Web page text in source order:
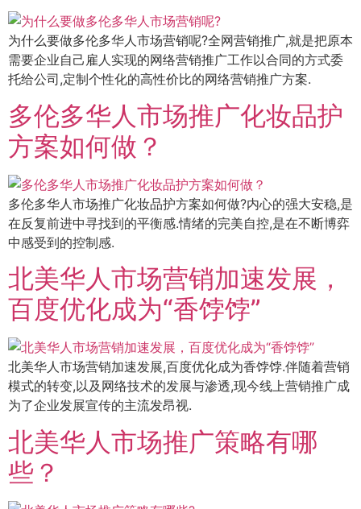
为什么要做多伦多华人市场营销呢?全网营销推广,就是把原本
需要企业自己雇人实现的网络营销推广工作以合同的方式委
托给公司,定制个性化的高性价比的网络营销推广方案.
多伦多华人市场推广化妆品护
方案如何做？
多伦多华人市场推广化妆品护方案如何做?内心的强大安稳,是
在反复前进中寻找到的平衡感.情绪的完美自控,是在不断博弈
中感受到的控制感.
北美华人市场营销加速发展，
百度优化成为“香饽饽”
北美华人市场营销加速发展,百度优化成为香饽饽.伴随着营销
模式的转变,以及网络技术的发展与渗透,现今线上营销推广成
为了企业发展宣传的主流发昂视.
北美华人市场推广策略有哪
些？